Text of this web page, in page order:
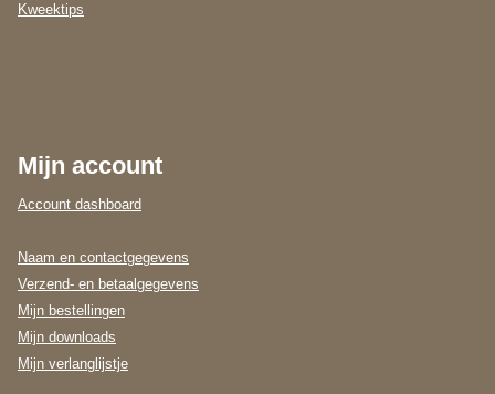
Kweektips
Mijn account
Account dashboard
Naam en contactgegevens
Verzend- en betaalgegevens
Mijn bestellingen
Mijn downloads
Mijn verlanglijstje